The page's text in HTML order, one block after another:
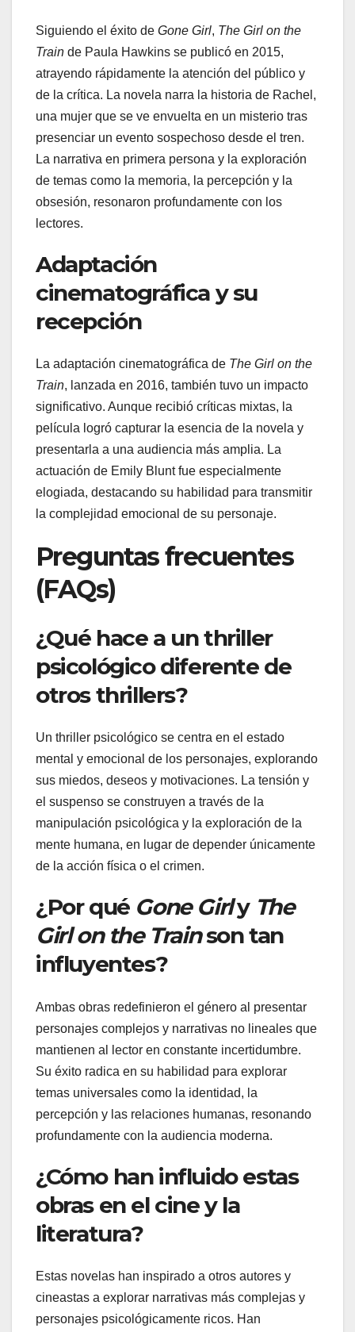
Siguiendo el éxito de Gone Girl, The Girl on the
Train de Paula Hawkins se publicó en 2015,
atrayendo rápidamente la atención del público y
de la crítica. La novela narra la historia de Rachel,
una mujer que se ve envuelta en un misterio tras
presenciar un evento sospechoso desde el tren.
La narrativa en primera persona y la exploración
de temas como la memoria, la percepción y la
obsesión, resonaron profundamente con los
lectores.
Adaptación
cinematográfica y su
recepción
La adaptación cinematográfica de The Girl on the
Train, lanzada en 2016, también tuvo un impacto
significativo. Aunque recibió críticas mixtas, la
película logró capturar la esencia de la novela y
presentarla a una audiencia más amplia. La
actuación de Emily Blunt fue especialmente
elogiada, destacando su habilidad para transmitir
la complejidad emocional de su personaje.
Preguntas frecuentes
(FAQs)
¿Qué hace a un thriller
psicológico diferente de
otros thrillers?
Un thriller psicológico se centra en el estado
mental y emocional de los personajes, explorando
sus miedos, deseos y motivaciones. La tensión y
el suspenso se construyen a través de la
manipulación psicológica y la exploración de la
mente humana, en lugar de depender únicamente
de la acción física o el crimen.
¿Por qué Gone Girly The
Girl on the Trainson tan
influyentes?
Ambas obras redefinieron el género al presentar
personajes complejos y narrativas no lineales que
mantienen al lector en constante incertidumbre.
Su éxito radica en su habilidad para explorar
temas universales como la identidad, la
percepción y las relaciones humanas, resonando
profundamente con la audiencia moderna.
¿Cómo han influido estas
obras en el cine y la
literatura?
Estas novelas han inspirado a otros autores y
cineastas a explorar narrativas más complejas y
personajes psicológicamente ricos. Han